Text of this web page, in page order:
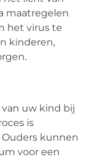
maatregelen
het virus te
kinderen,
uw kind bij
is
kunnen
voor een